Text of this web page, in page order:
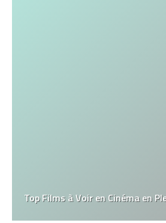
Top Films à Voir en Cinéma en